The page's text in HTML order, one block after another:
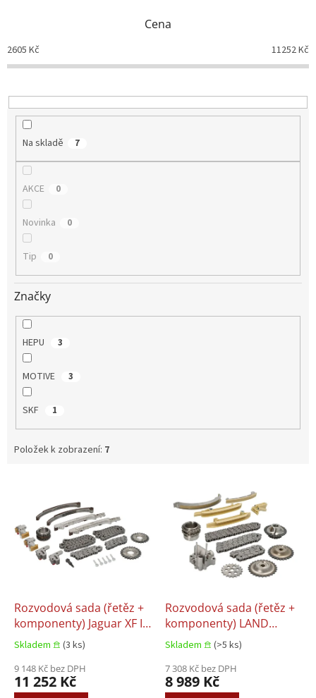
o
d
k
t
Cena
2605 Kč 11252Kč
Na skladě 7
AKCE 0
Novinka 0
Tip 0
Značky
HEPU 3
MOTIVE 3
SKF 1
Položek k zobrazení: 7
ů
Rozvodová sada (řetěz +
komponenty) Jaguar XF I,
Jaguar XJ, Jaguar XK 8,
Jaguar XK II LAND ROVER
DISCOVERY III, Land Rover
RANGE ROVER III, Land
Skladem 𖠿 (3 ks)
9 148 Kč bez DPH
11 252 Kč
Rozvodová sada (řetěz +
komponenty) LAND
ROVER FREELANDER I,
Land Rover RANGE
ROVER III 2.0D/2.5D/3.0D
08.1998–08.2012
Skladem 𖠿 (>5 ks)
7 308 Kč bez DPH
8 989 Kč